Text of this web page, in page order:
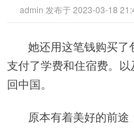
admin 发布于 2023-03-18
她还用这笔钱购买了
支付了学费和住宿费。
回中国。
原本有着美好的前途